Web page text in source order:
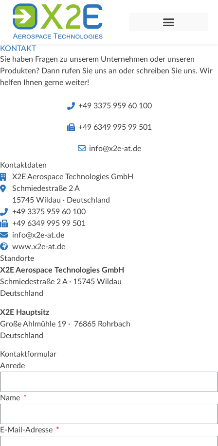
KONTAKT
Sie haben Fragen zu unserem Unternehmen oder unseren
Produkten? Dann rufen Sie uns an oder schreiben Sie uns. Wir
helfen Ihnen gerne weiter!
+49 3375 959 60 100
+49 6349 995 99 501​
info@x2e-at.de
Kontaktdaten
X2E Aerospace Technologies GmbH
Schmiedestraße 2 A
15745 Wildau · Deutschland
+49 3375 959 60 100
+49 6349 995 99 501
info@x2e-at.de
www.x2e-at.de
Standorte
X2E Aerospace Technologies GmbH
Schmiedestraße 2 A · 15745 Wildau
Deutschland
X2E Hauptsitz
Große Ahlmühle 19 · 76865 Rohrbach
Deutschland
Kontaktformular
Anrede
Name
E-Mail-Adresse